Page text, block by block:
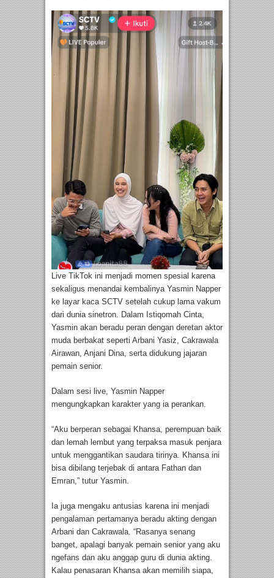
Live TikTok ini menjadi momen spesial karena
sekaligus menandai kembalinya Yasmin Napper
ke layar kaca SCTV setelah cukup lama vakum
dari dunia sinetron. Dalam Istiqomah Cinta,
Yasmin akan beradu peran dengan deretan aktor
muda berbakat seperti Arbani Yasiz, Cakrawala
Airawan, Anjani Dina, serta didukung jajaran
pemain senior.
Dalam sesi live, Yasmin Napper
mengungkapkan karakter yang ia perankan.
“Aku berperan sebagai Khansa, perempuan baik
dan lemah lembut yang terpaksa masuk penjara
untuk menggantikan saudara tirinya. Khansa ini
bisa dibilang terjebak di antara Fathan dan
Emran,” tutur Yasmin.
Ia juga mengaku antusias karena ini menjadi
pengalaman pertamanya beradu akting dengan
Arbani dan Cakrawala. “Rasanya senang
banget, apalagi banyak pemain senior yang aku
ngefans dan aku anggap guru di dunia akting.
Kalau penasaran Khansa akan memilih siapa,